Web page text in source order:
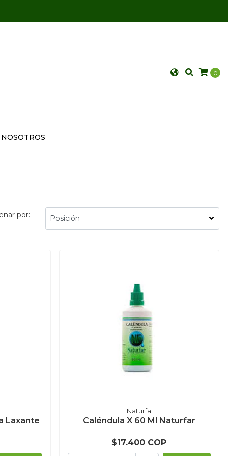
0
NOSOTROS
por:
Laxante
Naturfa
Caléndula X 60 Ml Naturfar
$17.400 COP